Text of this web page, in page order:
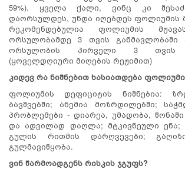
59%). ყველა ქალი, ვინც კი
დაორსულდეს, უნდა იღებდეს ფოლიუმის
რეკომენდებულია ფოლიუმის
ორსულობამდე 3 თვის
ორსულობის პირველი 3 თვის
(ყოველდღიური მიღების რეჟიმით)
კიდევ რა ნიშნებით ხასიათდება
ფოლიუმის დეფიციტის ნიშნებია:
ბავშვებში; ანემია მოზრდილებში;
პრობლემები - დიარეა, უმადობა,
და ადვილად დაღლა; მტკივნეული ენა;
გულის რითმის დარღვევები;
გულმავიწყობა.
ვინ წარმოადგენს რისკის ჯგუფს?